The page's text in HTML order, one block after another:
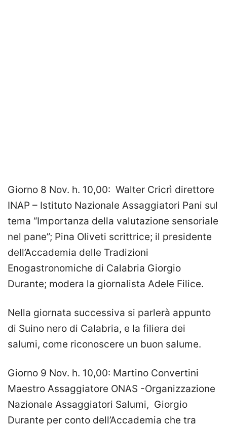
Giorno 8 Nov. h. 10,00: Walter Cricrì direttore
INAP – Istituto Nazionale Assaggiatori Pani sul
tema “Importanza della valutazione sensoriale
nel pane”; Pina Oliveti scrittrice; il presidente
dell’Accademia delle Tradizioni
Enogastronomiche di Calabria Giorgio
Durante; modera la giornalista Adele Filice.
Nella giornata successiva si parlerà appunto
di Suino nero di Calabria, e la filiera dei
salumi, come riconoscere un buon salume.
Giorno 9 Nov. h. 10,00: Martino Convertini
Maestro Assaggiatore ONAS -Organizzazione
Nazionale Assaggiatori Salumi, Giorgio
Durante per conto dell’Accademia che tra